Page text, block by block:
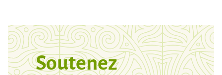
Soutenez